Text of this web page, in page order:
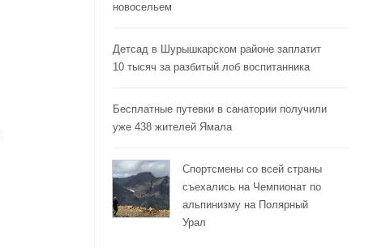
новосельем
Детсад в Шурышкарском районе заплатит
10 тысяч за разбитый лоб воспитанника
Бесплатные путевки в санатории получили
уже 438 жителей Ямала
Спортсмены со всей страны
съехались на Чемпионат по
альпинизму на Полярный
Урал